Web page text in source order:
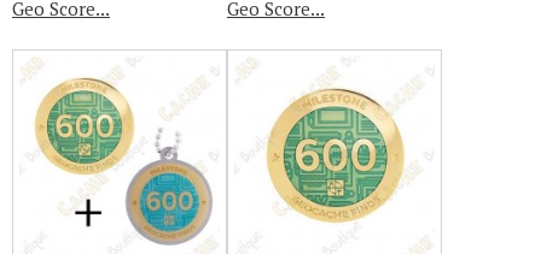
Geo Score... Geo Score...